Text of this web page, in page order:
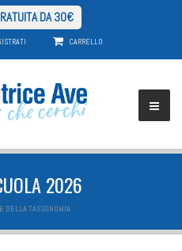
DA 30€
CARRELLO
2026
DELLA TASSONOMIA